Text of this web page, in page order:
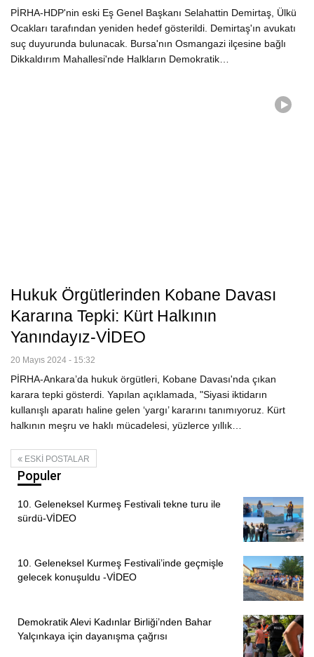
PİRHA-HDP'nin eski Eş Genel Başkanı Selahattin Demirtaş, Ülkü
Ocakları tarafından yeniden hedef gösterildi. Demirtaş'ın avukatı
suç duyurunda bulunacak. Bursa'nın Osmangazi ilçesine bağlı
Dikkaldırım Mahallesi'nde Halkların Demokratik…
Hukuk Örgütlerinden Kobane Davası
Kararına Tepki: Kürt Halkının
Yanındayız-VİDEO
20 Mayıs 2024 - 15:32
PİRHA-Ankara’da hukuk örgütleri, Kobane Davası'nda çıkan
karara tepki gösterdi. Yapılan açıklamada, "Siyasi iktidarın
kullanışlı aparatı haline gelen ‘yargı’ kararını tanımıyoruz. Kürt
halkının meşru ve haklı mücadelesi, yüzlerce yıllık…
ESKI POSTALAR
Populer
10. Geleneksel Kurmeş Festivali tekne turu ile
sürdü-VİDEO
10. Geleneksel Kurmeş Festivali’inde geçmişle
gelecek konuşuldu -VİDEO
Demokratik Alevi Kadınlar Birliği’nden Bahar
Yalçınkaya için dayanışma çağrısı